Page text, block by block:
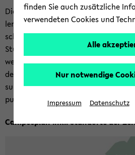
Die Uni­Card der Uni­ver­si­tät
ler Aus­weis im Scheck­kar­ten­for­mat
schäf­tig­te und ex­ter­ne
Studierenden-​ und Dienst­aus­weis
weis und er­mög­licht die Nut­zung
dem Cam­pus, ein­schließ­lich der
sungst­ter­mi­nal. Die Stand­or­te der
pus­plan ver­merkt.
Cam­pus­plan inkl. Stand­or­te der
finden Sie auch zusätzliche
verwendeten Cookies und
Alle
Nur notwendige
Impressum Datenschutz